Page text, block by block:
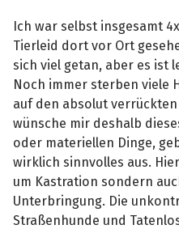
Ich war selbst insgesamt
Tierleid dort vor Ort
sich viel getan, aber es ist
Noch immer sterben viele
auf den absolut
wünsche mir deshalb
oder materiellen Dinge,
wirklich sinnvolles aus.
um Kastration sondern
Unterbringung. Die
Straßenhunde und